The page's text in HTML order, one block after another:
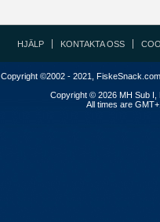
HJÄLP KONTAKTA OSS
Copyright ©2002 - 2021,
Copyright © 2026 MH Sub I,
All times are